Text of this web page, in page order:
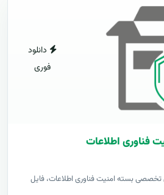
دانلود
فوری
فناوری اطلاعات
تخصصی بسته امنیت فناوری اطلاعات، فایل